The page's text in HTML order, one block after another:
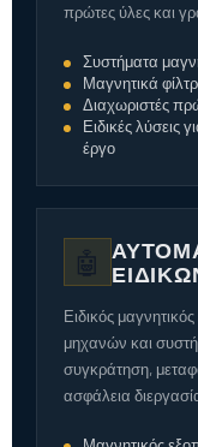
πρώτες ύλες και
Συστήματα
Μαγνητικά
Διαχωριστές
Ειδικές λύσεις
έργο
🤖
Ειδικός
μηχανών και
συγκράτηση,
ασφάλεια